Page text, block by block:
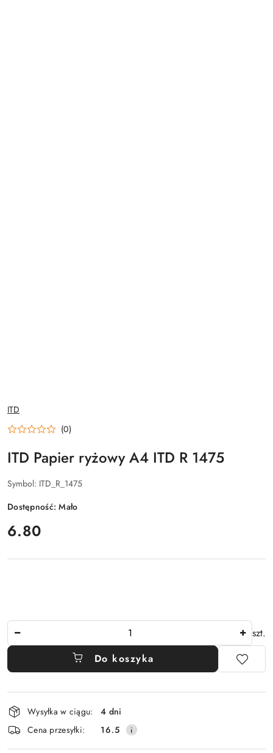
NAZWA
PRODUCENTA:
ITD
(0)
ITD Papier ryżowy A4 ITD R 1475
Symbol: ITD_R_1475
Dostępność:Mało
cena:
6.80
szt.
Do koszyka
Dostępność
i
dostawa
Wysyłka w ciągu:
4 dni
Cena przesyłki:
16.5